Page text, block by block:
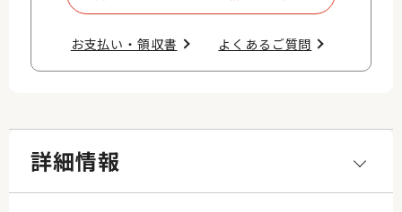
お支払い・領収書​ よくあるご質問​
詳細情報